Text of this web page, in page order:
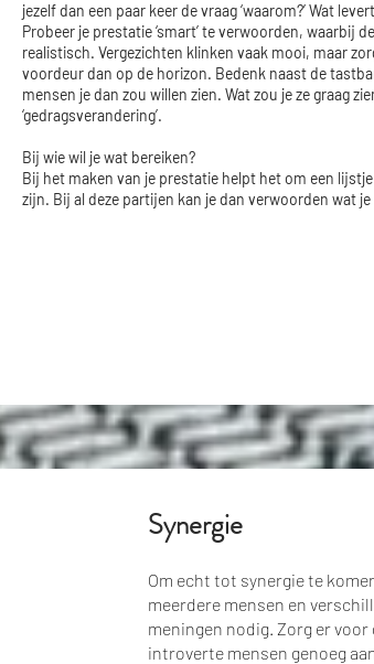
jezelf dan een paar keer de vraag ‘waarom?’ Wat
Probeer je prestatie ‘smart’ te verwoorden, waarbij
realistisch. Vergezichten klinken vaak mooi, maar
voordeur dan op de horizon. Bedenk naast de
mensen je dan zou willen zien. Wat zou je ze graag
‘gedragsverandering’.
Bij wie wil je wat bereiken?
Bij het maken van je prestatie helpt het om een
zijn. Bij al deze partijen kan je dan verwoorden wat
Synergie
Synergie
Om echt tot synergie te
meerdere mensen en
meningen nodig. Zorg er voor
introverte mensen genoeg